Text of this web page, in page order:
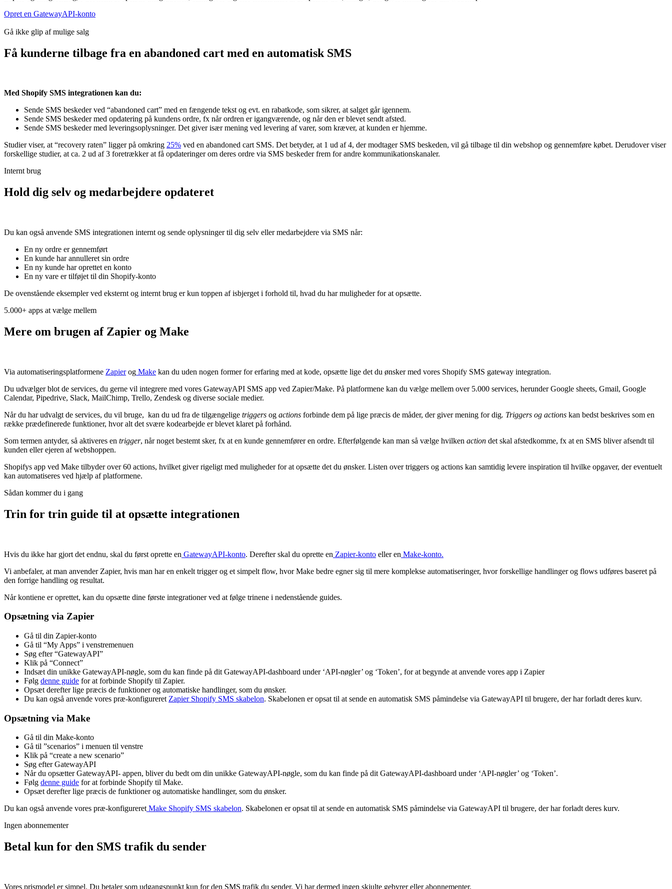
Opret en GatewayAPI-konto
Gå ikke glip af mulige salg
Få kunderne tilbage fra en abandoned cart med en automatisk SMS
Med Shopify SMS integrationen kan du:
Sende SMS beskeder ved “abandoned cart” med en fængende tekst og evt. en rabatkode, som sikrer, at salget går igennem.
Sende SMS beskeder med opdatering på kundens ordre, fx når ordren er igangværende, og når den er blevet sendt afsted.
Sende SMS beskeder med leveringsoplysninger. Det giver især mening ved levering af varer, som kræver, at kunden er hjemme.
Studier viser, at “recovery raten” ligger på omkring 25% ved en abandoned cart SMS. Det betyder, at 1 ud af 4, der modtager SMS beskeden, vil gå tilbage til din webshop og gennemføre købet. Derudover viser
forskellige studier, at ca. 2 ud af 3 foretrækker at få opdateringer om deres ordre via SMS beskeder frem for andre kommunikationskanaler.
Internt brug
Hold dig selv og medarbejdere opdateret
Du kan også anvende SMS integrationen internt og sende oplysninger til dig selv eller medarbejdere via SMS når:
En ny ordre er gennemført
En kunde har annulleret sin ordre
En ny kunde har oprettet en konto
En ny vare er tilføjet til din Shopify-konto
De ovenstående eksempler ved eksternt og internt brug er kun toppen af isbjerget i forhold til, hvad du har muligheder for at opsætte.
5.000+ apps at vælge mellem
Mere om brugen af Zapier og Make
Via automatiseringsplatformene Zapierog Make kan du uden nogen former for erfaring med at kode, opsætte lige det du ønsker med vores Shopify SMS gateway integration.
Du udvælger blot de services, du gerne vil integrere med vores GatewayAPI SMS app ved Zapier/Make. På platformene kan du vælge mellem over 5.000 services, herunder Google sheets, Gmail, Google
Calendar, Pipedrive, Slack, MailChimp, Trello, Zendesk og diverse sociale medier.
Når du har udvalgt de services, du vil bruge, kan du ud fra de tilgængelige triggers og actions forbinde dem på lige præcis de måder, der giver mening for dig. Triggers og actions kan bedst beskrives som en
række prædefinerede funktioner, hvor alt det svære kodearbejde er blevet klaret på forhånd.
Som termen antyder, så aktiveres en trigger, når noget bestemt sker, fx at en kunde gennemfører en ordre. Efterfølgende kan man så vælge hvilken action det skal afstedkomme, fx at en SMS bliver afsendt til
kunden eller ejeren af webshoppen.
Shopifys app ved Make tilbyder over 60 actions, hvilket giver rigeligt med muligheder for at opsætte det du ønsker. Listen over triggers og actions kan samtidig levere inspiration til hvilke opgaver, der eventuelt
kan automatiseres ved hjælp af platformene.
Sådan kommer du i gang
Trin for trin guide til at opsætte integrationen
Hvis du ikke har gjort det endnu, skal du først oprette en GatewayAPI-konto. Derefter skal du oprette en Zapier-konto eller en Make-konto.
Vi anbefaler, at man anvender Zapier, hvis man har en enkelt trigger og et simpelt flow, hvor Make bedre egner sig til mere komplekse automatiseringer, hvor forskellige handlinger og flows udføres baseret på
den forrige handling og resultat.
Når kontiene er oprettet, kan du opsætte dine første integrationer ved at følge trinene i nedenstående guides.
Opsætning via Zapier
Gå til din Zapier-konto
Gå til “My Apps” i venstremenuen
Søg efter “GatewayAPI”
Klik på “Connect”
Indsæt din unikke GatewayAPI-nøgle, som du kan finde på dit GatewayAPI-dashboard under ‘API-nøgler’ og ‘Token’, for at begynde at anvende vores app i Zapier
Følg denne guide for at forbinde Shopify til Zapier.
Opsæt derefter lige præcis de funktioner og automatiske handlinger, som du ønsker.
Du kan også anvende vores præ-konfigureret Zapier Shopify SMS skabelon. Skabelonen er opsat til at sende en automatisk SMS påmindelse via GatewayAPI til brugere, der har forladt deres kurv.
Opsætning via Make
Gå til din Make-konto
Gå til ”scenarios” i menuen til venstre
Klik på “create a new scenario”
Søg efter GatewayAPI
Når du opsætter GatewayAPI- appen, bliver du bedt om din unikke GatewayAPI-nøgle, som du kan finde på dit GatewayAPI-dashboard under ‘API-nøgler’ og ‘Token’.
Følg denne guide for at forbinde Shopify til Make.
Opsæt derefter lige præcis de funktioner og automatiske handlinger, som du ønsker.
Du kan også anvende vores præ-konfigureretMake Shopify SMS skabelon. Skabelonen er opsat til at sende en automatisk SMS påmindelse via GatewayAPI til brugere, der har forladt deres kurv.
Ingen abonnementer
Betal kun for den SMS trafik du sender
Vores prismodel er simpel. Du betaler som udgangspunkt kun for den SMS trafik du sender. Vi har dermed ingen skjulte gebyrer eller abonnementer.